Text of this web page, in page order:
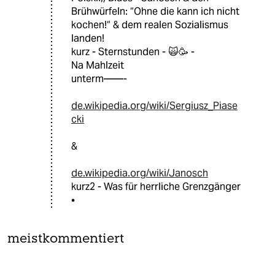
Brühwürfeln: “Ohne die kann ich nicht
kochen!“ & dem realen Sozialismus
landen!
kurz - Sternstunden - 🙀🥳 -
Na Mahlzeit
unterm——-
de.wikipedia.org/wiki/Sergiusz_Piase
cki
&
de.wikipedia.org/wiki/Janosch
kurz2 - Was für herrliche Grenzgänger
•
meistkommentiert